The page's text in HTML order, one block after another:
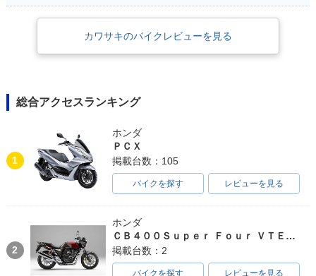
カワサキのバイクレビューを見る
総合アクセスランキング
1
ホンダ
ＰＣＸ
掲載台数：105
バイクを探す レビューを見る
2
ホンダ
ＣＢ４００Ｓｕｐｅｒ Ｆｏｕｒ ＶＴＥＣ ＳＰＥＣ３
掲載台数：2
バイクを探す レビューを見る